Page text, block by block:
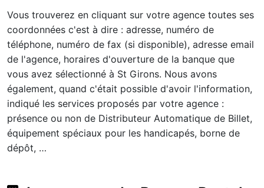
Vous trouverez en cliquant sur votre agence toutes ses
coordonnées c'est à dire : adresse, numéro de
téléphone, numéro de fax (si disponible), adresse email
de l'agence, horaires d'ouverture de la banque que
vous avez sélectionné à St Girons. Nous avons
également, quand c'était possible d'avoir l'information,
indiqué les services proposés par votre agence :
présence ou non de Distributeur Automatique de Billet,
équipement spéciaux pour les handicapés, borne de
dépôt, …